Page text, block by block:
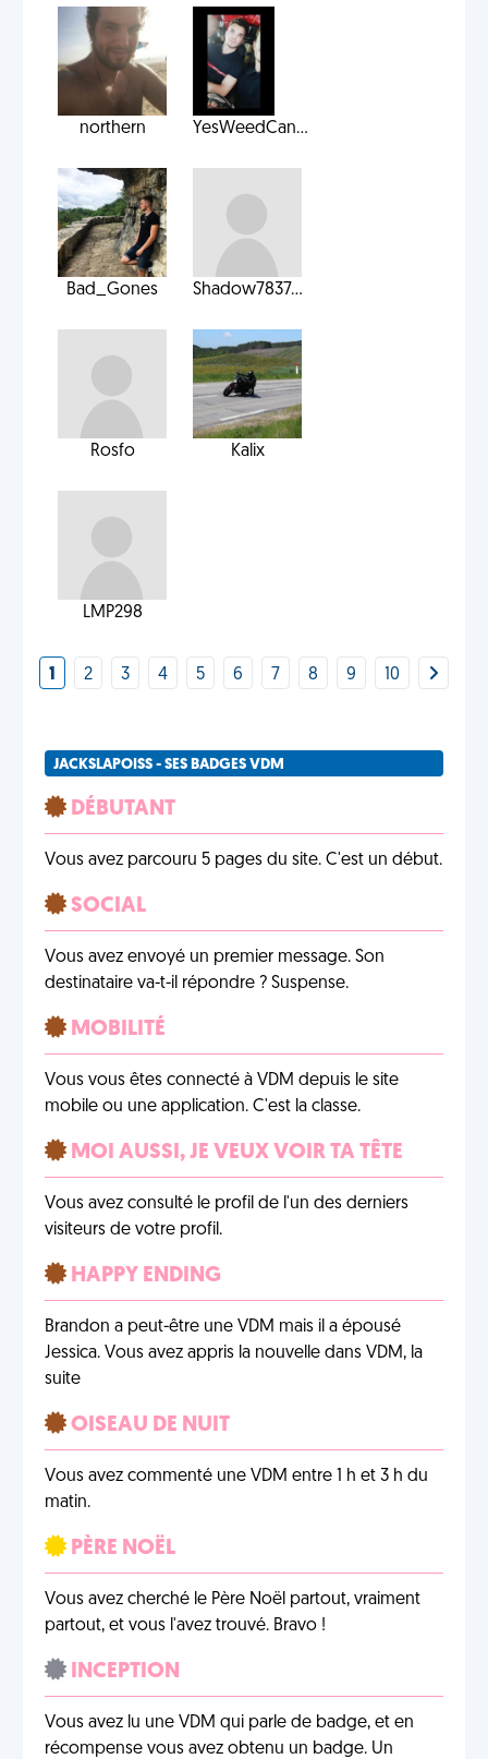
northern YesWeedCan...
Bad_Gones Shadow7837...
Rosfo Kalix
LMP298
1 2 3 4 5 6 7 8 9 10
JACKSLAPOISS - SES BADGES VDM
DÉBUTANT
Vous avez parcouru 5 pages du site. C'est un début.
SOCIAL
Vous avez envoyé un premier message. Son
destinataire va-t-il répondre ? Suspense.
MOBILITÉ
Vous vous êtes connecté à VDM depuis le site
mobile ou une application. C'est la classe.
MOI AUSSI, JE VEUX VOIR TA TÊTE
Vous avez consulté le profil de l'un des derniers
visiteurs de votre profil.
HAPPY ENDING
Brandon a peut-être une VDM mais il a épousé
Jessica. Vous avez appris la nouvelle dans VDM, la
suite
OISEAU DE NUIT
Vous avez commenté une VDM entre 1 h et 3 h du
matin.
PÈRE NOËL
Vous avez cherché le Père Noël partout, vraiment
partout, et vous l'avez trouvé. Bravo !
INCEPTION
Vous avez lu une VDM qui parle de badge, et en
récompense vous avez obtenu un badge. Un